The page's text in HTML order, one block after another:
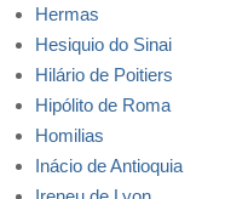
Hermas
Hesiquio do Sinai
Hilário de Poitiers
Hipólito de Roma
Homilias
Inácio de Antioquia